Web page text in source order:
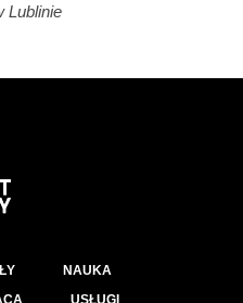
Lublinie
NAUKA
USŁUGI